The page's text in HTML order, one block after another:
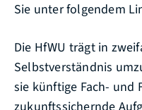
Sie unter folgendem
Die HfWU trägt in
Selbstverständnis
sie künftige Fach- und